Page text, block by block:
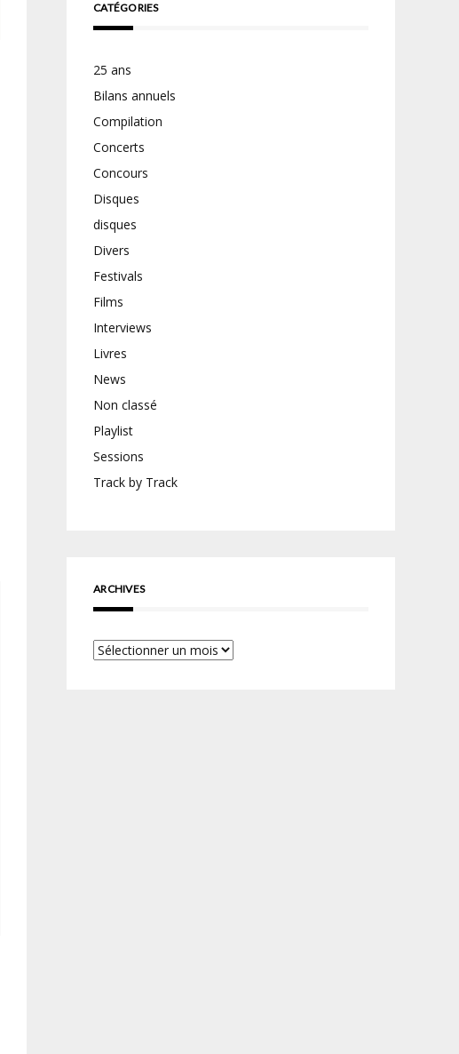
CATÉGORIES
25 ans
Bilans annuels
Compilation
Concerts
Concours
Disques
disques
Divers
Festivals
Films
Interviews
Livres
News
Non classé
Playlist
Sessions
Track by Track
ARCHIVES
Archives